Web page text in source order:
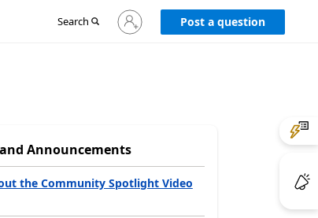
Search
Sign
in
Post a question
Announcements
the Community Spotlight Video